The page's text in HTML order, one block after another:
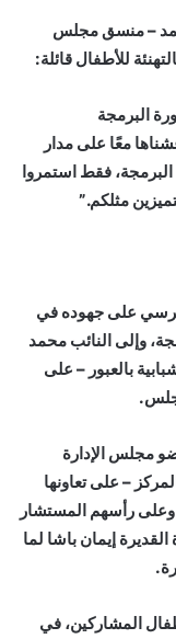
– منسق مجلس
للأطفال قائلة:
البرمجة
معًا على مدار
فقط استمروا
مثلكم.”
مرسي على جهوده في
وإلى النائب محمد
بالعبور – على
مجلس الإدارة
– على تعاونها
رأسهم المستشار
إيمان باشا لما
المشاركين، في